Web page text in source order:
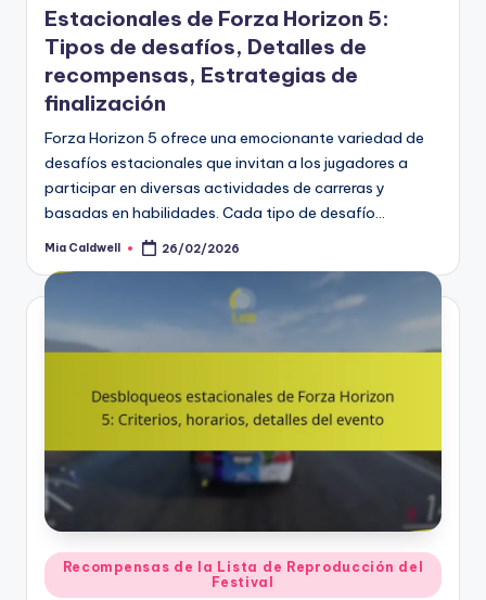
Estacionales de Forza Horizon 5:
Tipos de desafíos, Detalles de
recompensas, Estrategias de
finalización
Forza Horizon 5 ofrece una emocionante variedad de
desafíos estacionales que invitan a los jugadores a
participar en diversas actividades de carreras y
basadas en habilidades. Cada tipo de desafío…
Posted
Mia Caldwell 26/02/2026
Posted
in
Recompensas de la Lista de Reproducción del
Festival